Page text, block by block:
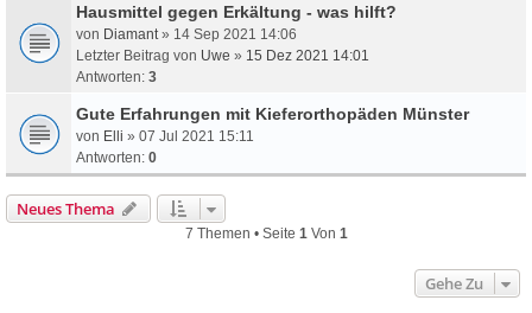
Hausmittel gegen Erkältung - was hilft?
von Diamant» 14 Sep 2021 14:06
Letzter Beitrag von Uwe » 15 Dez 2021 14:01
Antworten: 3
Gute Erfahrungen mit Kieferorthopäden Münster
von Elli » 07 Jul 2021 15:11
Antworten: 0
Neues Thema
7 Themen • Seite 1Von 1
Gehe Zu